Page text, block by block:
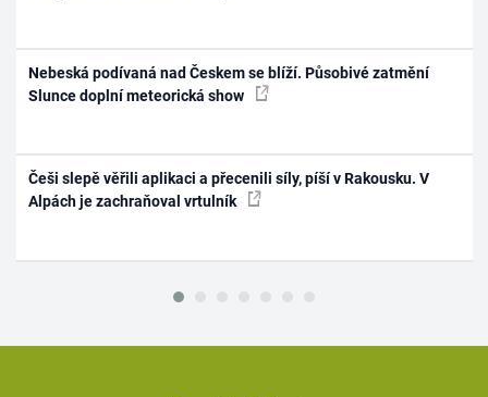
Nebeská podívaná nad Českem se blíží. Působivé zatmění
Slunce doplní meteorická show
Češi slepě věřili aplikaci a přecenili síly, píší v Rakousku. V
Alpách je zachraňoval vrtulník